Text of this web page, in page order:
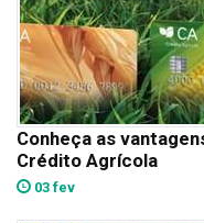
Conheça as
Crédito Agrícola
03 fev